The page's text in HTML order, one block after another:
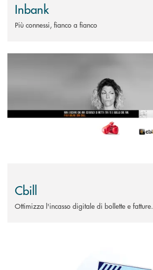
Inbank
Più connessi, fianco a fianco
Cbill
Ottimizza l'incasso digitale di bollette e fatture.